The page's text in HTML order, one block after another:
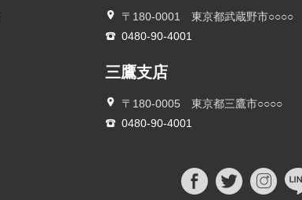
〒180-0001 東京都武蔵野市○○○○
0480-90-4001
三鷹支店
〒180-0005 東京都三鷹市○○○○
0480-90-4001